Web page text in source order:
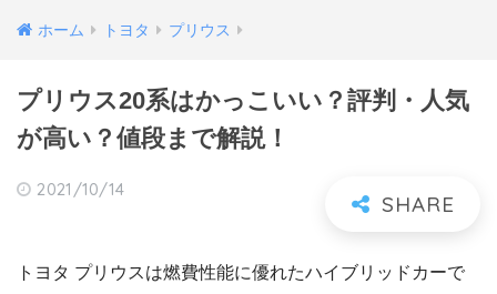
ホーム トヨタ プリウス
プリウス20系はかっこいい？評判・人気
が高い？値段まで解説！
2021/10/14
トヨタ プリウスは燃費性能に優れたハイブリッドカーで